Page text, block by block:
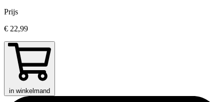
Prijs
€ 22,99
in winkelmand